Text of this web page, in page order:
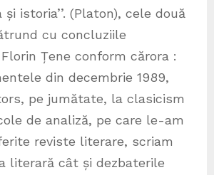
istoria’’. (Platon), cele două
cu concluziile
Țene conform cărora :
din decembrie 1989,
pe jumătate, la clasicism
de analiză, pe care le-am
reviste literare, scriam
literară cât și dezbaterile